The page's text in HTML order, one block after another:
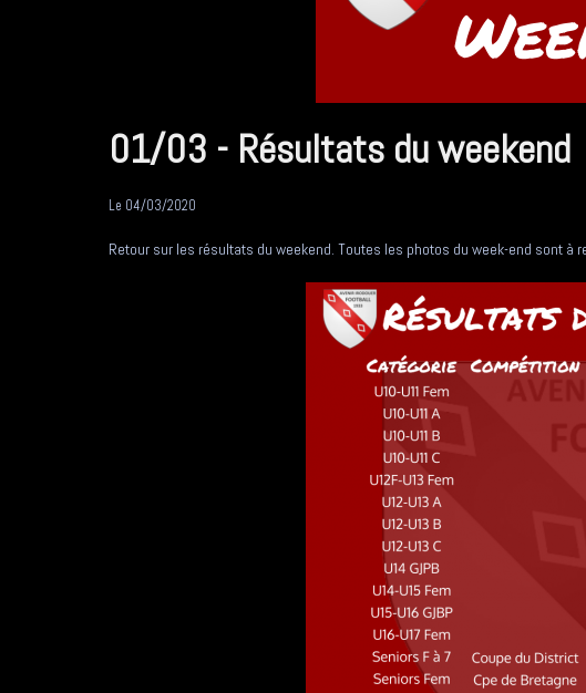
01/03 - Résultats du weekend
Le 04/03/2020
Retour sur les résultats du weekend. Toutes les photos du week-end sont à